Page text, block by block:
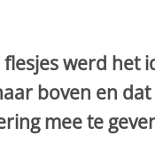
werd het
boven en
mee te